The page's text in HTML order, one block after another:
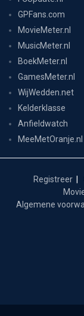
GPFans.com
MovieMeter.nl
MusicMeter.nl
BoekMeter.nl
GamesMeter.nl
WijWedden.net
Kelderklasse
Anfieldwatch
MeeMetOranje.nl
Registreer
Algemene